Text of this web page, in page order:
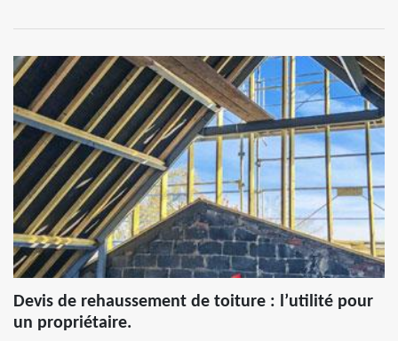
Devis de rehaussement de toiture : l’utilité pour
un propriétaire.